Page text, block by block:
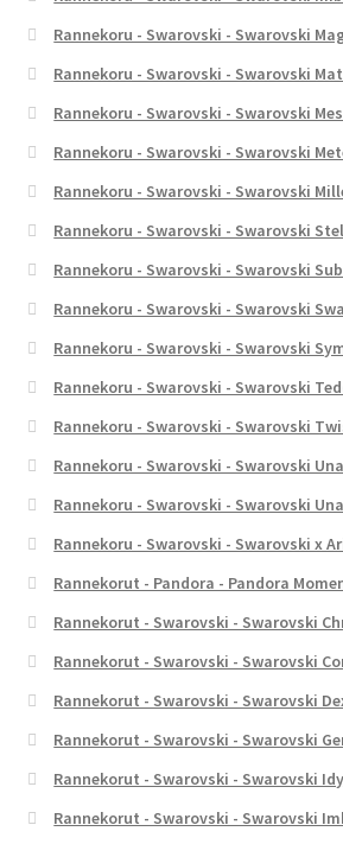
Rannekoru - Swarovski - Swarovski
Rannekoru - Swarovski - Swarovski
Rannekoru - Swarovski - Swarovski
Rannekoru - Swarovski - Swarovski
Rannekoru - Swarovski - Swarovski
Rannekoru - Swarovski - Swarovski
Rannekoru - Swarovski - Swarovski
Rannekoru - Swarovski - Swarovski
Rannekoru - Swarovski - Swarovski
Rannekoru - Swarovski - Swarovski
Rannekoru - Swarovski - Swarovski
Rannekoru - Swarovski - Swarovski Una
Rannekoru - Swarovski - Swarovski
Rannekoru - Swarovski - Swarovski x
Rannekorut - Pandora - Pandora
Rannekorut - Swarovski - Swarovski
Rannekorut - Swarovski - Swarovski
Rannekorut - Swarovski - Swarovski
Rannekorut - Swarovski - Swarovski
Rannekorut - Swarovski - Swarovski
Rannekorut - Swarovski - Swarovski